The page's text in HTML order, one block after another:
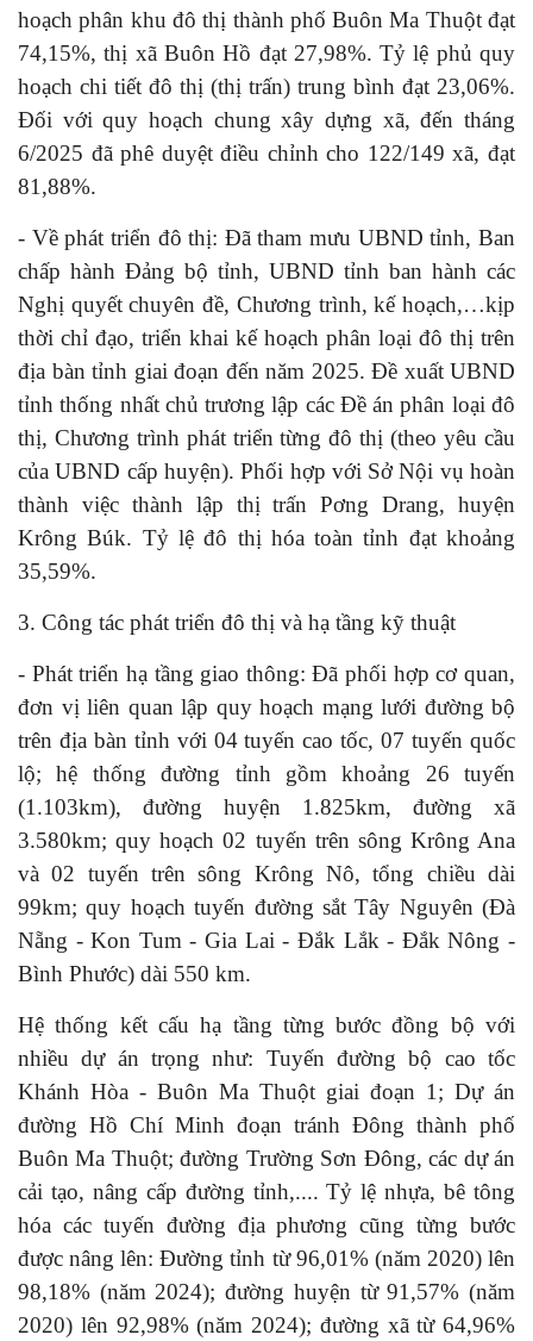
hoạch phân khu đô thị thành phố Buôn Ma Thuột đạt
74,15%, thị xã Buôn Hồ đạt 27,98%. Tỷ lệ phủ quy
hoạch chi tiết đô thị (thị trấn) trung bình đạt 23,06%.
Đối với quy hoạch chung xây dựng xã, đến tháng
6/2025 đã phê duyệt điều chỉnh cho 122/149 xã, đạt
81,88%.
- Về phát triển đô thị: Đã tham mưu UBND tỉnh, Ban
chấp hành Đảng bộ tỉnh, UBND tỉnh ban hành các
Nghị quyết chuyên đề, Chương trình, kế hoạch,…kịp
thời chỉ đạo, triển khai kế hoạch phân loại đô thị trên
địa bàn tỉnh giai đoạn đến năm 2025. Đề xuất UBND
tỉnh thống nhất chủ trương lập các Đề án phân loại đô
thị, Chương trình phát triển từng đô thị (theo yêu cầu
của UBND cấp huyện). Phối hợp với Sở Nội vụ hoàn
thành việc thành lập thị trấn Pơng Drang, huyện
Krông Búk. Tỷ lệ đô thị hóa toàn tỉnh đạt khoảng
35,59%.
3. Công tác phát triển đô thị và hạ tầng kỹ thuật
- Phát triển hạ tầng giao thông: Đã phối hợp cơ quan,
đơn vị liên quan lập quy hoạch mạng lưới đường bộ
trên địa bàn tỉnh với 04 tuyến cao tốc, 07 tuyến quốc
lộ; hệ thống đường tỉnh gồm khoảng 26 tuyến
(1.103km), đường huyện 1.825km, đường xã
3.580km; quy hoạch 02 tuyến trên sông Krông Ana
và 02 tuyến trên sông Krông Nô, tổng chiều dài
99km; quy hoạch tuyến đường sắt Tây Nguyên (Đà
Nẵng - Kon Tum - Gia Lai - Đắk Lắk - Đắk Nông -
Bình Phước) dài 550 km.
Hệ thống kết cấu hạ tầng từng bước đồng bộ với
nhiều dự án trọng như: Tuyến đường bộ cao tốc
Khánh Hòa - Buôn Ma Thuột giai đoạn 1; Dự án
đường Hồ Chí Minh đoạn tránh Đông thành phố
Buôn Ma Thuột; đường Trường Sơn Đông, các dự án
cải tạo, nâng cấp đường tỉnh,.... Tỷ lệ nhựa, bê tông
hóa các tuyến đường địa phương cũng từng bước
được nâng lên: Đường tỉnh từ 96,01% (năm 2020) lên
98,18% (năm 2024); đường huyện từ 91,57% (năm
2020) lên 92,98% (năm 2024); đường xã từ 64,96%